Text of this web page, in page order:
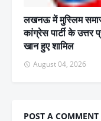
लखनऊ में मुस्लिम समाज
कांग्रेस पार्टी के उत्तर
खान हुए शामिल
August 04, 2026
POST A COMMENT